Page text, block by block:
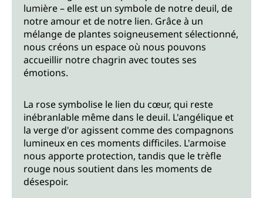
lumière – elle est un symbole de notre deuil, de
notre amour et de notre lien. Grâce à un
mélange de plantes soigneusement sélectionné,
nous créons un espace où nous pouvons
accueillir notre chagrin avec toutes ses
émotions.
La rose symbolise le lien du cœur, qui reste
inébranlable même dans le deuil. L'angélique et
la verge d'or agissent comme des compagnons
lumineux en ces moments difficiles. L'armoise
nous apporte protection, tandis que le trèfle
rouge nous soutient dans les moments de
désespoir.